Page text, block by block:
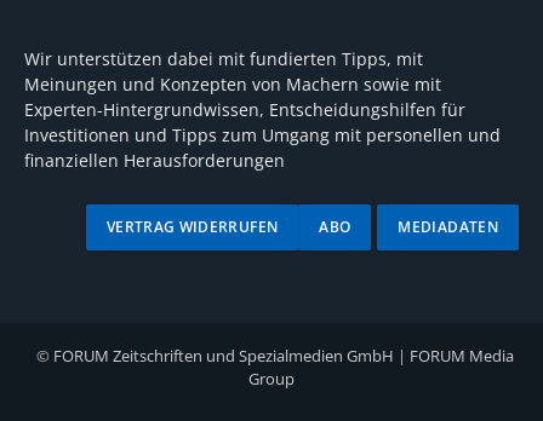
Wir unterstützen dabei mit fundierten Tipps, mit
Meinungen und Konzepten von Machern sowie mit
Experten-Hintergrundwissen, Entscheidungshilfen für
Investitionen und Tipps zum Umgang mit personellen und
finanziellen Herausforderungen
MEDIADATEN
ABO
VERTRAG WIDERRUFEN
© FORUM Zeitschriften und Spezialmedien GmbH | FORUM Media
Group